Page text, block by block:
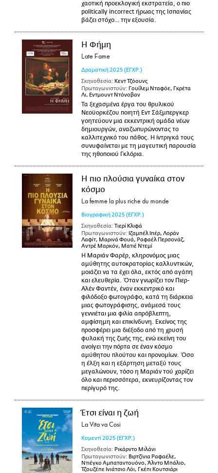
χαοτική προεκλογική εκστρατεία, ο πιο
politically incorrect ήρωας της Ισπανίας
βάζει στόχο… την εξουσία.
Η Φήμη
Late Fame
Δραματική 2025 (ΕΓΧΡ.)
Σκηνοθεσία: Κεντ Τζόουνς
Πρωταγωνιστούν: Γουίλεμ Νταφόε, Γκρέτα
Λι, Εντμουντ Ντόνοβαν
Τα ξεχασμένα έργα του θρυλικού
Νεοϋορκέζου ποιητή Εντ Σάξμπεργκερ
γοητεύουν μια εκκεντρική ομάδα νέων
δημιουργών, αναζωπυρώνοντας το
καλλιτεχνικό του πάθος. Η ίντριγκά τους
συνυφαίνεται με τη μαγευτική παρουσία
της ηθοποιού Γκλόρια.
Η πιο πλούσια γυναίκα στον
κόσμο
La femme la plus riche du monde
Βιογραφική 2025 (ΕΓΧΡ.)
Σκηνοθεσία: Τιερί Κλιφά
Πρωταγωνιστούν: Ιζαμπέλ Ιπέρ, Λοράν
Λαφίτ, Μαρινά Φουά, Ραφαέλ Περσονάζ,
Αντρέ Μαρκόν, Ματιέ Ντεμί
Η Μαριάν Φαρέρ, κληρονόμος μιας
αμύθητης αυτοκρατορίας καλλυντικών,
μοιάζει να τα έχει όλα, εκτός από αγάπη
και ελευθερία. Όταν γνωρίζει τον Πιερ-
Αλέν Φαντέν, έναν εκκεντρικό και
φιλόδοξο φωτογράφο, κατά τη διάρκεια
μιας φωτογράφισης, ανάμεσά τους
γεννιέται μια φιλία απρόβλεπτη,
αμφίσημη και επικίνδυνη. Εκείνος της
προσφέρει μια διέξοδο από τη χρυσή
φυλακή της ζωής της, ενώ εκείνη του
ανοίγει την πόρτα σε έναν κόσμο
αμύθητου πλούτου και προνομίων. Όσο
η έλξη και η εξάρτηση μεταξύ τους
μεγαλώνουν, τόσο η Μαριάν τού χαρίζει
όλο και περισσότερα, εκνευρίζοντας τον
περίγυρό της.
Έτσι είναι η ζωή
La Vita va Cosi
Κομεντί 2025 (ΕΓΧΡ.)
Σκηνοθεσία: Ρικάρντο Μιλάνι
Πρωταγωνιστούν: Βιρτζίνια Ραφαέλε,
Ντιέγκο Αμπαταντουόνο, Άλντο Μπάλιο,
Τζουζέπε Ινιάτσιο Λόι, Γκέπι Κουτσιάρι